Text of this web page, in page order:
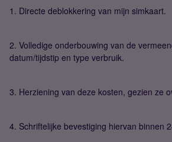
1. Directe deblokkering van mijn simkaart.
2. Volledige onderbouwing van de
datum/tijdstip en type verbruik.
3. Herziening van deze kosten, gezien ze
4. Schriftelijke bevestiging hiervan binnen